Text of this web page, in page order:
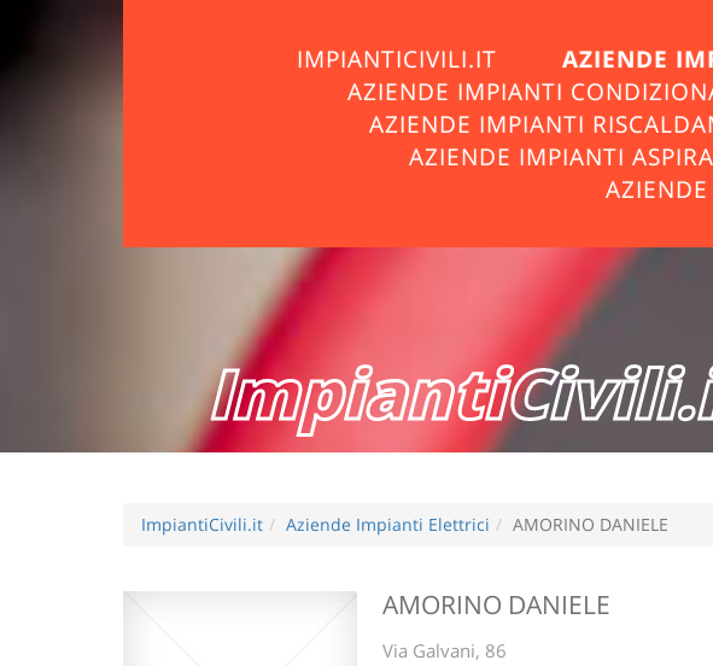
IMPIANTICIVILI.IT AZIENDE
AZIENDE IMPIANTI
AZIENDE IMPIANTI
AZIENDE IMPIANTI
ImpiantiCivili.it Aziende Impianti Elettrici AMORINO DANIELE
AMORINO DANIELE
Via Galvani, 86